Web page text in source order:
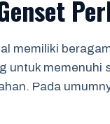
memiliki
untuk
Pada